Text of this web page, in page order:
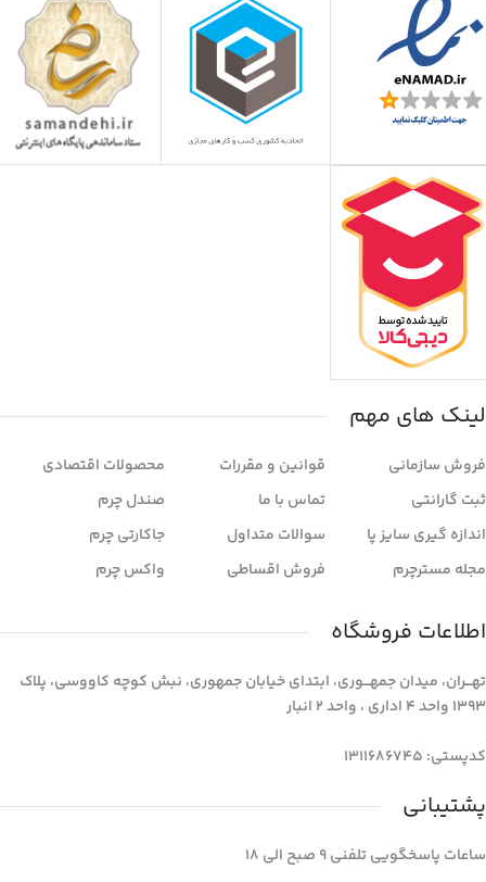
لینک های مهم
فروش سازمانی
ثبت گارانتی
اندازه گیری سایز پا
مجله مسترچرم
قوانین و مقررات
تماس با ما
سوالات متداول
فروش اقساطی
محصولات اقتصادی
صندل چرم
جاکارتی چرم
واکس چرم
اطلاعات فروشگاه
تهـــران، میدان جمهـــوری، ابتدای خیابان جمهوری، نبش کوچه کاووسی، پلاک
1393 واحد 4 اداری ، واحد 2 انبار
کدپستی: 1311686745
پشتیبانی
ساعات پاسخگویی تلفنی 9 صبح الی 18